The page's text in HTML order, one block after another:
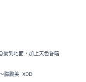
衝到地面，加上天色昏暗
朦朧美 XDD